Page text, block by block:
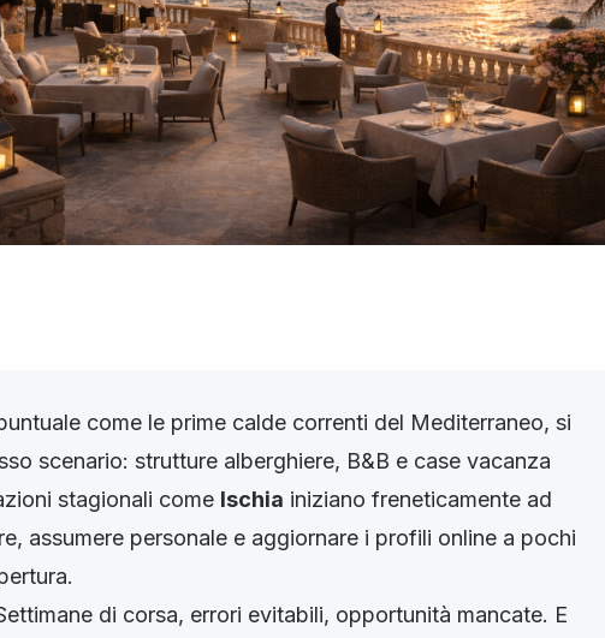
come le prime calde correnti del Mediterraneo, si
scenario: strutture alberghiere, B&B e case vacanza
stagionali come Ischia iniziano freneticamente ad
assumere personale e aggiornare i profili online a pochi
di corsa, errori evitabili, opportunità mancate. E